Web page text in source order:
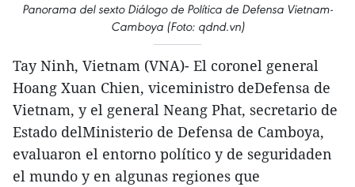
Panorama del sexto Diálogo de Política de Defensa Vietnam-
Camboya (Foto: qdnd.vn)
Tay Ninh, Vietnam (VNA)- El coronel general
Hoang Xuan Chien, viceministro deDefensa de
Vietnam, y el general Neang Phat, secretario de
Estado delMinisterio de Defensa de Camboya,
evaluaron el entorno político y de seguridaden
el mundo y en algunas regiones que